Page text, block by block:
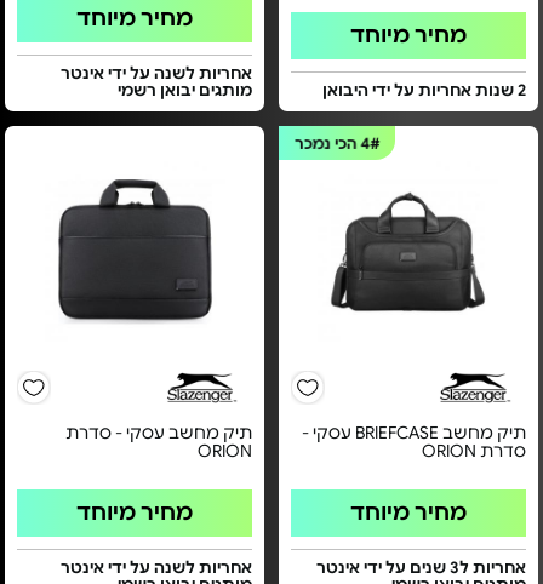
מחיר מיוחד
2 שנות אחריות על ידי היבואן
מחיר מיוחד
אחריות לשנה על ידי אינטר
מותגים יבואן רשמי
4#הכי נמכר
תיק מחשב BRIEFCASE עסקי -
סדרת ORION
מחיר מיוחד
אחריות ל3 שנים על ידי אינטר
תיק מחשב עסקי - סדרת
ORION
מחיר מיוחד
אחריות לשנה על ידי אינטר